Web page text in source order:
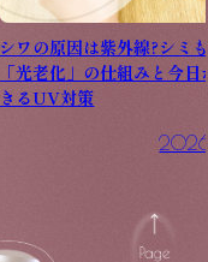
シワの原因は紫外線?シミ
「光老化」の仕組みと今日
きるUV対策